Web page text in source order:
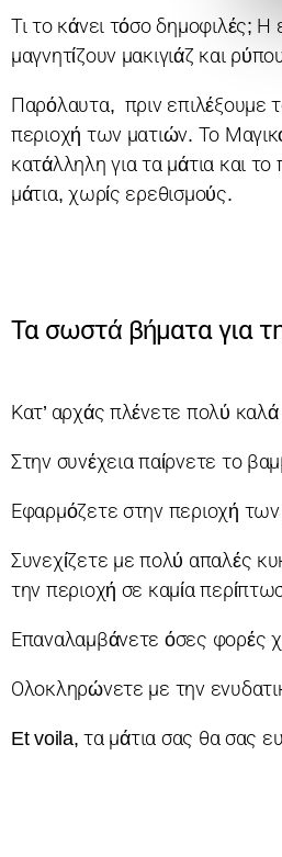
κ
α
ά
θ
ε
Τι το κάνει τόσο δημοφιλές; Η
μαγνητίζουν μακιγιάζ και
Παρόλαυτα, πριν επιλέξουμε
περιοχή των ματιών. Το
κατάλληλη για τα μάτια και
μάτια, χωρίς ερεθισμούς.
Τα σωστά βήματα για
Κατ’ αρχάς πλένετε πολύ
Στην συνέχεια παίρνετε το
Εφαρμόζετε στην περιοχή των
Συνεχίζετε με πολύ απαλές
την περιοχή σε καμία
Επαναλαμβάνετε όσες φορές
Ολοκληρώνετε με την
Et voila, τα μάτια σας θα σας